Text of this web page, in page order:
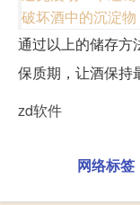
破坏酒中的沉淀物
通过以上的储存方
保质期，让酒保持
zd软件
网络标签